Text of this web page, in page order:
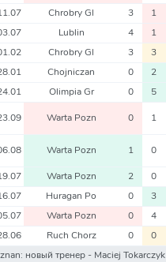
Chrobry Gl 3 1
Lublin 4 1
Chrobry Gl 3 3
Chojniczan 0 2
Olimpia Gr 0 5
Warta Pozn 0 1
Warta Pozn 1 0
Warta Pozn 2 0
Huragan Po 0 3
Warta Pozn 0 4
Ruch Chorz 0 0
новый тренер - Maciej Tokarczyk